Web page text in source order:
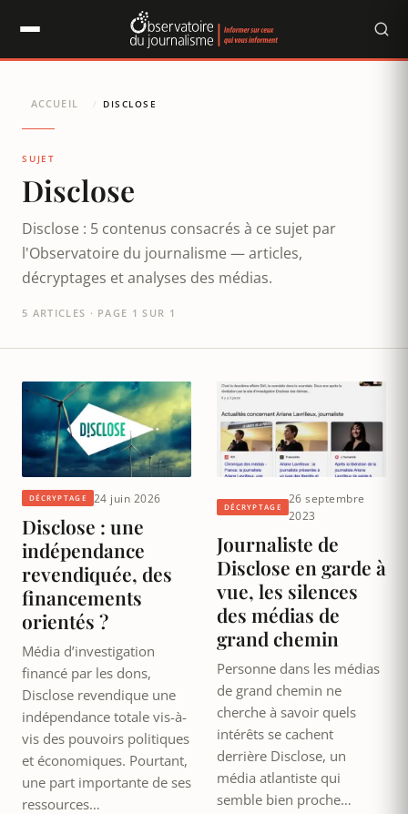
ACCUEIL / DISCLOSE
SUJET
Disclose
Disclose : 5 contenus consacrés à ce sujet par
l'Observatoire du journalisme — articles,
décryptages et analyses des médias.
5 ARTICLES · PAGE 1 SUR 1
DÉCRYPTAGE 24 juin 2026
Disclose : une
indépendance
revendiquée, des
financements
orientés ?
Média d’investigation
financé par les dons,
Disclose revendique une
indépendance totale vis-à-
vis des pouvoirs politiques
et économiques. Pourtant,
une part importante de ses
ressources…
DÉCRYPTAGE
26 septembre
2023
Journaliste de
Disclose en garde à
vue, les silences
des médias de
grand chemin
Personne dans les médias
de grand chemin ne
cherche à savoir quels
intérêts se cachent
derrière Disclose, un
média atlantiste qui
semble bien proche…
Panneau de gestion des cookies